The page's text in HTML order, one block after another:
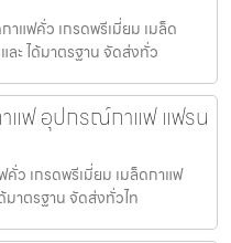
าแฟคั่ว เกรดพรีเมี่ยม เมล็ด
ะ ได้มาตรฐาน จัดส่งทั่ว
แฟ อุปกรณ์กาแฟ แฟรน
ว เกรดพรีเมี่ยม เมล็ดกาแฟ
าตรฐาน จัดส่งทั่วไท